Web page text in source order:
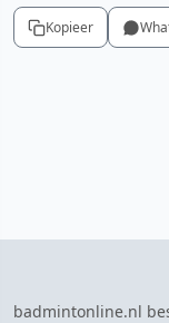
Kopieer
badmintonline.nl